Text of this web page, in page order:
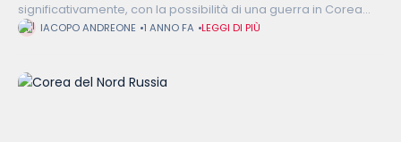
significativamente, con la possibilità di una guerra in Corea
che appare sempre meno remota. Le relazioni tra il Nord
IACOPO ANDREONE 1 ANNO FA LEGGI DI PIÙ